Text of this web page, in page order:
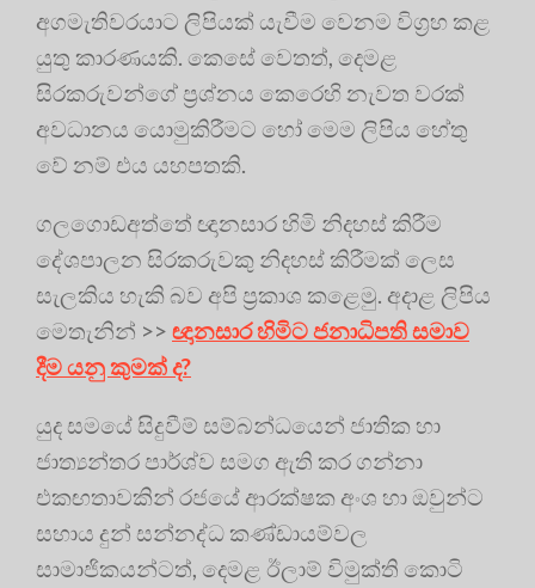
අගමැතිවරයාට ලිපියක් යැවීම වෙනම විග්‍රහ කළ
යුතු කාරණයකි. කෙසේ වෙතත්, දෙමළ
සිරකරුවන්ගේ ප්‍රශ්නය කෙරෙහි නැවත වරක්
අවධානය යොමුකිරීමට හෝ මෙම ලිපිය හේතු
වේ නම් එය යහපතකි.
ගලගොඩඅත්තේ ඥානසාර හිමි නිදහස් කිරීම
දේශපාලන සිරකරුවකු නිදහස් කිරීමක් ලෙස
සැලකිය හැකි බව අපි ප්‍ර‍කාශ කළෙමු. අදාළ ලිපිය
මෙතැනින් >> ඥානසාර හිමිට ජනාධිපති සමාව
දීම යනු කුමක් ද?
යුද සමයේ සිදුවීම් සම්බන්ධයෙන් ජාතික හා
ජාත්‍යන්තර පාර්ශ්ව සමග ඇති කර ගන්නා
එකඟතාවකින් රජයේ ආරක්ෂක අංශ හා ඔවුන්ට
සහාය දුන් සන්නද්ධ කණ්ඩායම්වල
සාමාජිකයන්ටත්, දෙමළ ඊලාම් විමුක්ති කොටි